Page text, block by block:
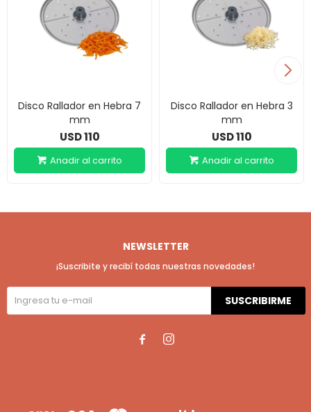
Disco Rallador en Hebra 7
mm
USD110
Disco Rallador en Hebra 3
mm
USD110
NEWSLETTER
¡Suscribite y recibí todas nuestras novedades!
SUSCRIBIRME
 